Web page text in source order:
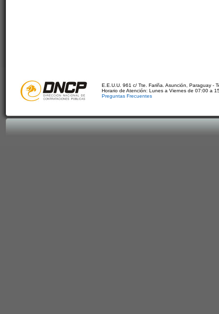
E.E.U.U. 961 c/ Tte. Fariña. Asunción, Paraguay -
Horario de Atención: Lunes a Viernes de 07:00 a
Preguntas Frecuentes